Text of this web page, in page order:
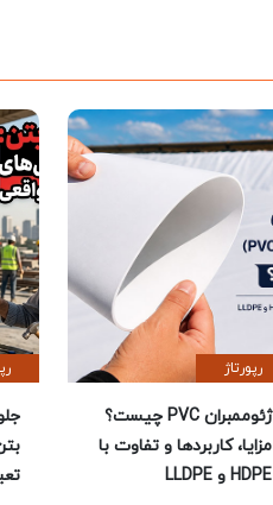
رپورتاژ
ژئوممبران PVC چیست؟
مزایا، کاربردها و تفاوت با
HDPE و LLDPE